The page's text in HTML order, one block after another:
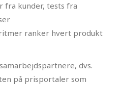
fra kunder, tests fra
ranker hvert produkt
dvs.
på prisportaler som